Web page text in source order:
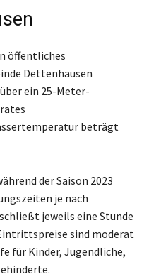
öffentliches
Dettenhausen
ein 25-Meter-
beträgt
der Saison 2023
je nach
jeweils eine Stunde
sind moderat
für Kinder, Jugendliche,